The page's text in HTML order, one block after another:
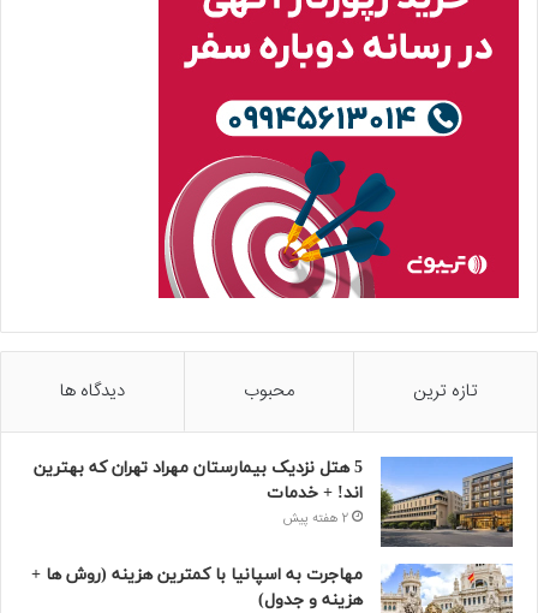
تازه ترین محبوب دیدگاه ها
5 هتل نزدیک بیمارستان مهراد تهران که بهترین‌
اند! + خدمات
2 هفته پیش
مهاجرت به اسپانیا با کمترین هزینه (روش ها +
هزینه و جدول)